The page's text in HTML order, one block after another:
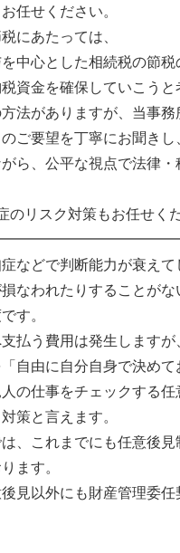
任せください。
にあたっては、
を中心とした相続税の節
税資金を確保していこう
法がありますが、当事務
ご要望を丁寧にお聞き
ら、公平な視点で法律
のリスク対策もお任せく
などで判断能力が衰え
なわれたりすることが
す。
払う費用は発生します
自由に自分自身で決めて
の仕事をチェックする
策と言えます。
、これまでにも任意後
ます。
見以外にも財産管理委